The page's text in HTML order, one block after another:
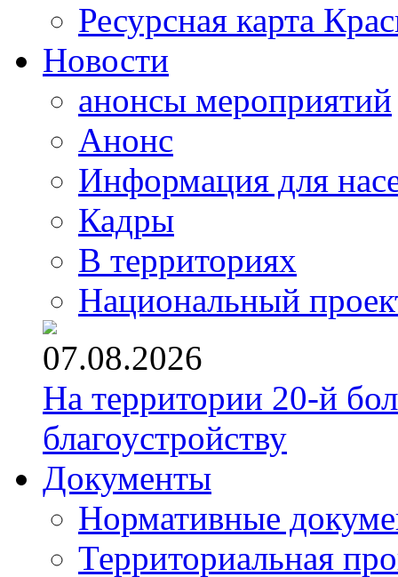
Ресурсная карта
Новости
анонсы мероприятий
Анонс
Информация для
Кадры
В территориях
Национальный
07.08.2026
На территории 20-й
благоустройству
Документы
Нормативные
Территориальная